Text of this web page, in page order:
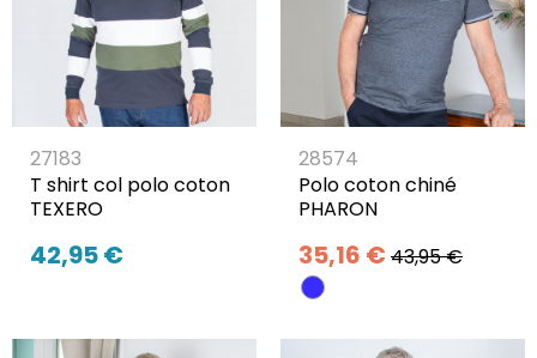
27183
T shirt col polo coton
TEXERO
42,95 €
28574
Polo coton chiné
PHARON
35,16 € 43,95 €